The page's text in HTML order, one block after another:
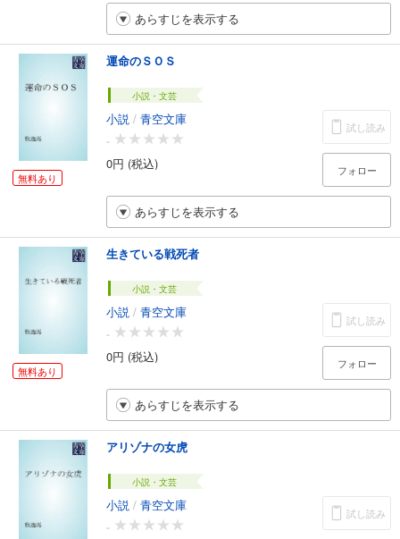
あらすじを表示する
無料あり
運命のＳＯＳ
小説・文芸
小説 / 青空文庫
-
0円 (税込)
試し読み
フォロー
あらすじを表示する
無料あり
生きている戦死者
小説・文芸
小説 / 青空文庫
-
0円 (税込)
試し読み
フォロー
あらすじを表示する
アリゾナの女虎
小説・文芸
小説 / 青空文庫
-
試し読み